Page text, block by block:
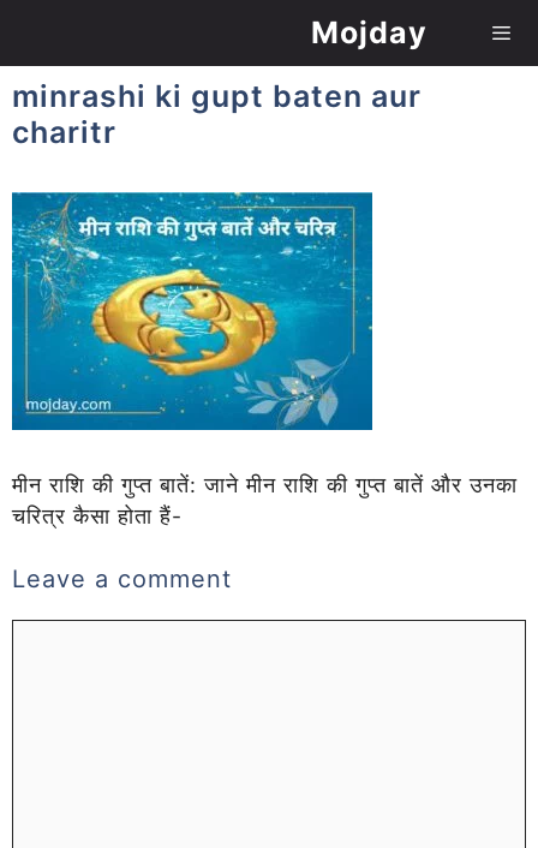
Mojday
minrashi ki gupt baten aur
charitr
मीन राशि की गुप्त बातें: जाने मीन राशि की गुप्त बातें और उनका
चरित्र कैसा होता हैं-
Leave a comment